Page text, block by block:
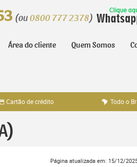
(ou 0800 777 2378)
Área do cliente Quem Somos
Cartão de crédito Todo o
Página atualizada em: 15/12/